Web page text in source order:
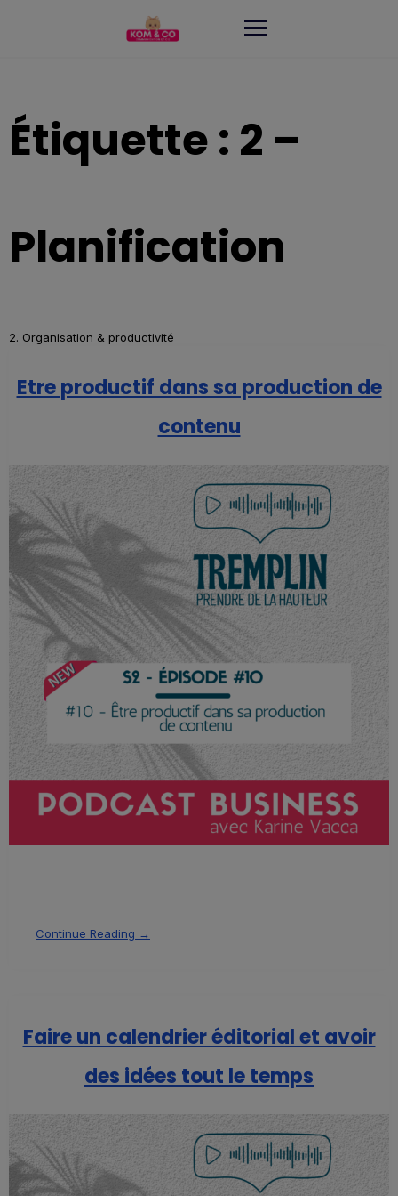
Étiquette : 2 –
Planification
2. Organisation & productivité
Etre productif dans sa production de
contenu
Continue Reading →
Faire un calendrier éditorial et avoir
des idées tout le temps